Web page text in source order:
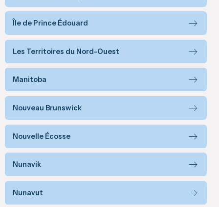
Île de Prince Édouard
Les Territoires du Nord-Ouest
Manitoba
Nouveau Brunswick
Nouvelle Écosse
Nunavik
Nunavut